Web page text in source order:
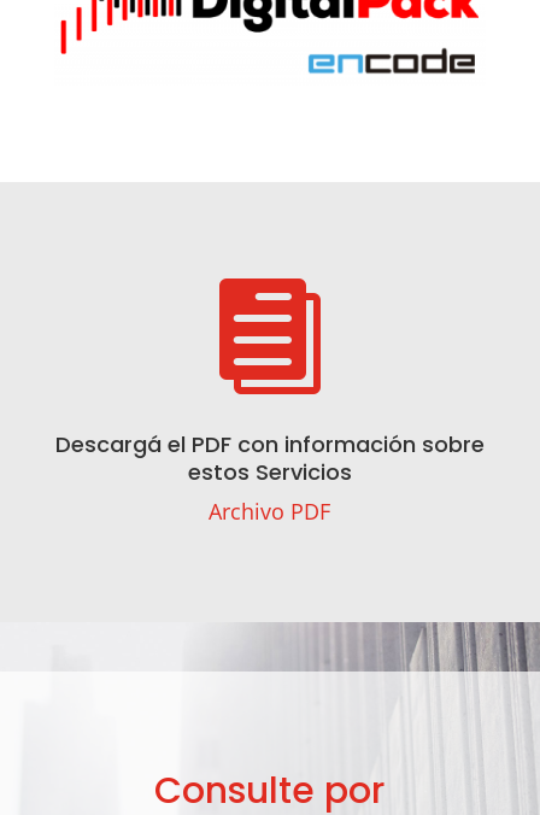

Descargá el PDF con información sobre
estos Servicios
Archivo PDF
Consulte por